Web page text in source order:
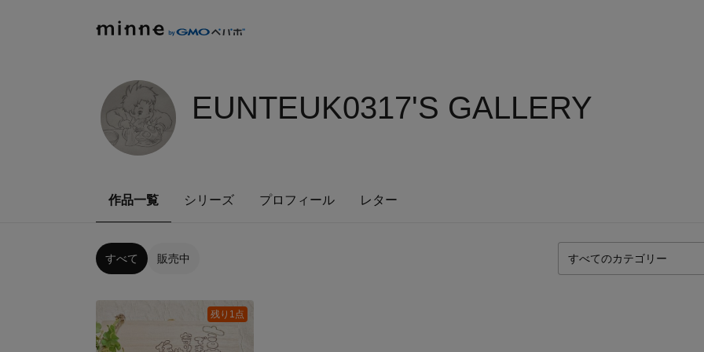
EUNTEUK0317'S GALLERY
作品一覧 シリーズ プロフィール レター
すべて 販売中
残り1点